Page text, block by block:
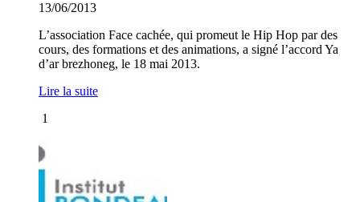
13/06/2013
L’association Face cachée, qui promeut le Hip Hop par des
cours, des formations et des animations, a signé l’accord Ya
d’ar brezhoneg, le 18 mai 2013.
Lire la suite
1